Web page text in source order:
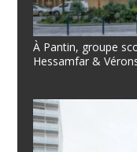
À Pantin, groupe
Hessamfar &